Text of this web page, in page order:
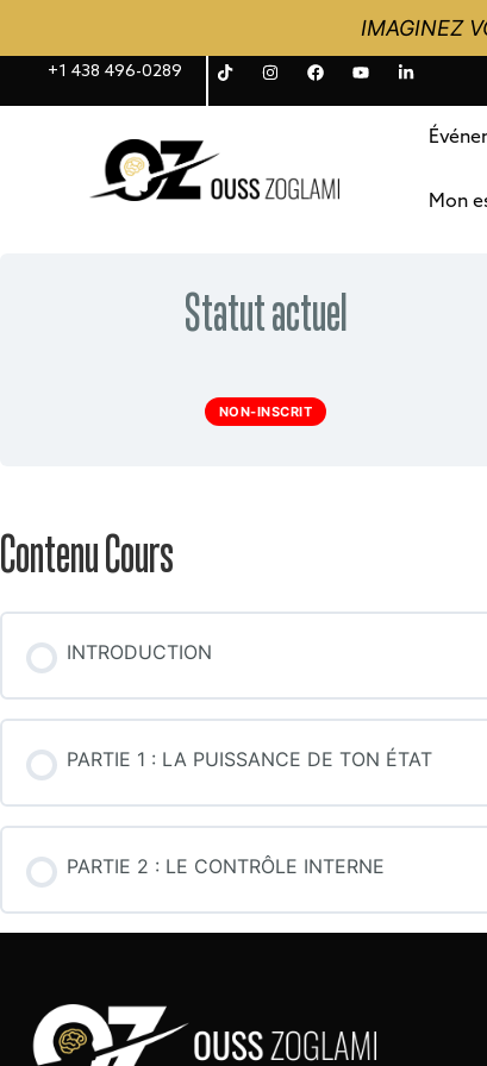
IMAGINEZ
+1 438 496-0289
Mon
Statut actuel
NON-INSCRIT
Contenu Cours
INTRODUCTION
PARTIE 1 : LA PUISSANCE DE TON ÉTAT
PARTIE 2 : LE CONTRÔLE INTERNE